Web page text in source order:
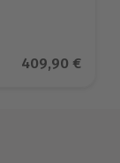
Aktueller
409,90 €